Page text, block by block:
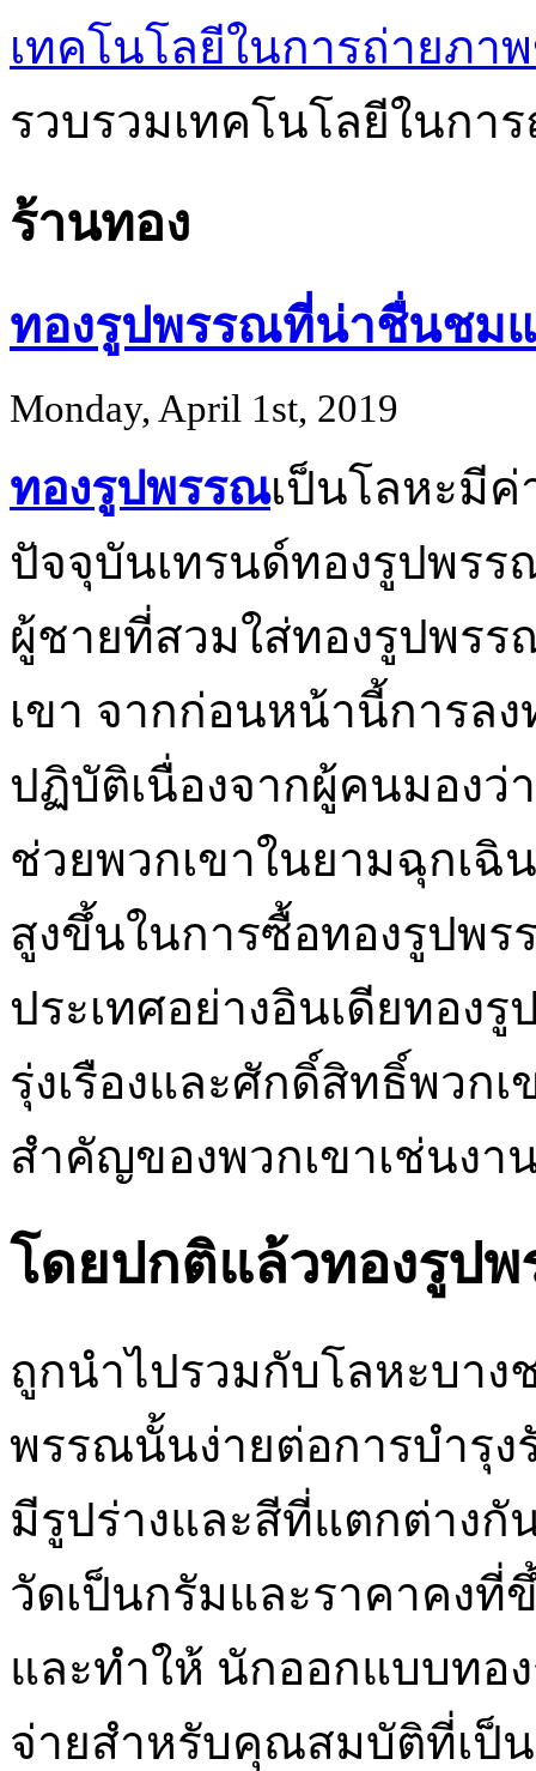
เทคโนโลยีในการถ่ายภา
รวบรวมเทคโนโลยีในกา
ร้านทอง
ทองรูปพรรณที่น่าชื่นชม
Monday, April 1st, 2019
ทองรูปพรรณเป็นโลหะมี
ปัจจุบันเทรนด์ทองรูปพร
ผู้ชายที่สวมใส่ทองรูปพร
เขา จากก่อนหน้านี้การล
ปฏิบัติเนื่องจากผู้คนมองว่
ช่วยพวกเขาในยามฉุกเฉิ
สูงขึ้นในการซื้อทองรูปพ
ประเทศอย่างอินเดียทอง
รุ่งเรืองและศักดิ์สิทธิ์พวก
สำคัญของพวกเขาเช่นงา
โดยปกติแล้วทองรูป
ถูกนำไปรวมกับโลหะบา
พรรณนั้นง่ายต่อการบำรุ
มีรูปร่างและสีที่แตกต่าง
วัดเป็นกรัมและราคาคง
และทำให้ นักออกแบบท
จ่ายสำหรับคุณสมบัติที่เป็